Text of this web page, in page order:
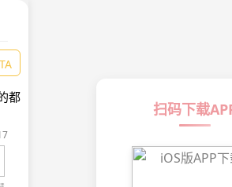
都
扫码下载